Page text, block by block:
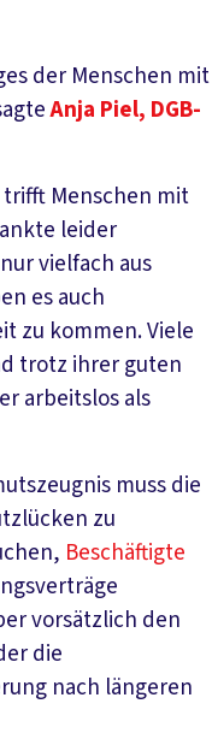
der Menschen mit
Anja Piel, DGB-
Menschen mit
leider
vielfach aus
es auch
zu kommen. Viele
trotz ihrer guten
arbeitslos als
muss die
zu
Beschäftigte
vorsätzlich den
die
nach längeren